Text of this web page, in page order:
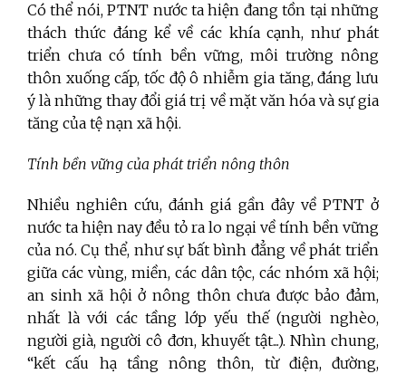
Có thể nói, PTNT nước ta hiện đang tồn tại những
thách thức đáng kể về các khía cạnh, như phát
triển chưa có tính bền vững, môi trường nông
thôn xuống cấp, tốc độ ô nhiễm gia tăng, đáng lưu
ý là những thay đổi giá trị về mặt văn hóa và sự gia
tăng của tệ nạn xã hội.
Tính bền vững của phát triển nông thôn
Nhiều nghiên cứu, đánh giá gần đây về PTNT ở
nước ta hiện nay đều tỏ ra lo ngại về tính bền vững
của nó. Cụ thể, như sự bất bình đẳng về phát triển
giữa các vùng, miền, các dân tộc, các nhóm xã hội;
an sinh xã hội ở nông thôn chưa được bảo đảm,
nhất là với các tầng lớp yếu thế (người nghèo,
người già, người cô đơn, khuyết tật...). Nhìn chung,
“kết cấu hạ tầng nông thôn, từ điện, đường,